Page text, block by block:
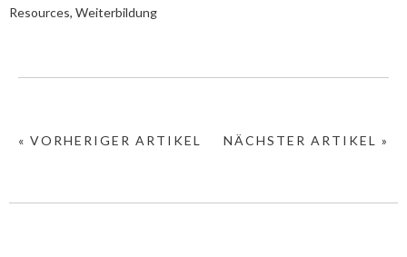
Resources, Weiterbildung
NÄCHSTER ARTIKEL »
« VORHERIGER ARTIKEL